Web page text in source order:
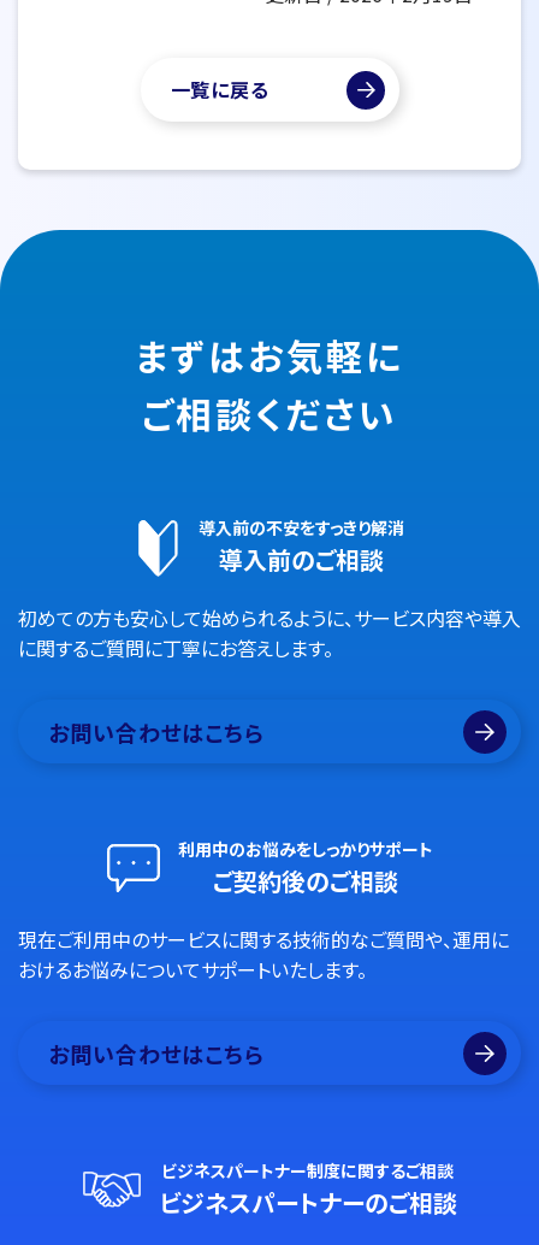
一覧に戻る
まずはお気軽に
ご相談ください
導入前の不安をすっきり解消
導入前のご相談
初めての方も安心して始められるように、サービス内容や導入
に関するご質問に丁寧にお答えします。
お問い合わせはこちら
利用中のお悩みをしっかりサポート
ご契約後のご相談
現在ご利用中のサービスに関する技術的なご質問や、運用に
おけるお悩みについてサポートいたします。
お問い合わせはこちら
ビジネスパートナー制度に関するご相談
ビジネスパートナーのご相談